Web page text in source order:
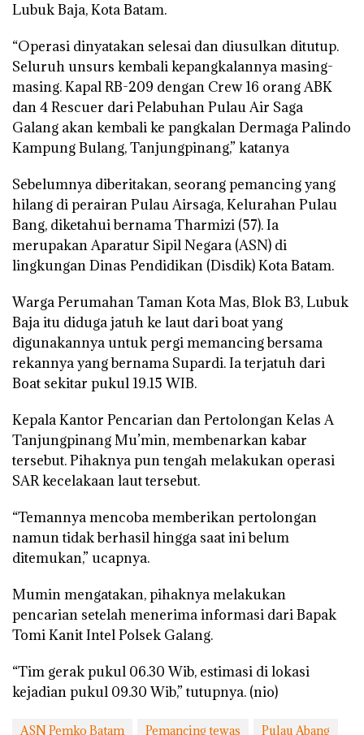
Lubuk Baja, Kota Batam.
“Operasi dinyatakan selesai dan diusulkan ditutup.
Seluruh unsurs kembali kepangkalannya masing-
masing. Kapal RB-209 dengan Crew 16 orang ABK
dan 4 Rescuer dari Pelabuhan Pulau Air Saga
Galang akan kembali ke pangkalan Dermaga Palindo
Kampung Bulang, Tanjungpinang,” katanya
Sebelumnya diberitakan, seorang pemancing yang
hilang di perairan Pulau Airsaga, Kelurahan Pulau
Bang, diketahui bernama Tharmizi (57). Ia
merupakan Aparatur Sipil Negara (ASN) di
lingkungan Dinas Pendidikan (Disdik) Kota Batam.
Warga Perumahan Taman Kota Mas, Blok B3, Lubuk
Baja itu diduga jatuh ke laut dari boat yang
digunakannya untuk pergi memancing bersama
rekannya yang bernama Supardi. Ia terjatuh dari
Boat sekitar pukul 19.15 WIB.
Kepala Kantor Pencarian dan Pertolongan Kelas A
Tanjungpinang Mu’min, membenarkan kabar
tersebut. Pihaknya pun tengah melakukan operasi
SAR kecelakaan laut tersebut.
“Temannya mencoba memberikan pertolongan
namun tidak berhasil hingga saat ini belum
ditemukan,” ucapnya.
Mumin mengatakan, pihaknya melakukan
pencarian setelah menerima informasi dari Bapak
Tomi Kanit Intel Polsek Galang.
“Tim gerak pukul 06.30 Wib, estimasi di lokasi
kejadian pukul 09.30 Wib,” tutupnya. (nio)
ASN Pemko Batam Pemancing tewas Pulau Abang